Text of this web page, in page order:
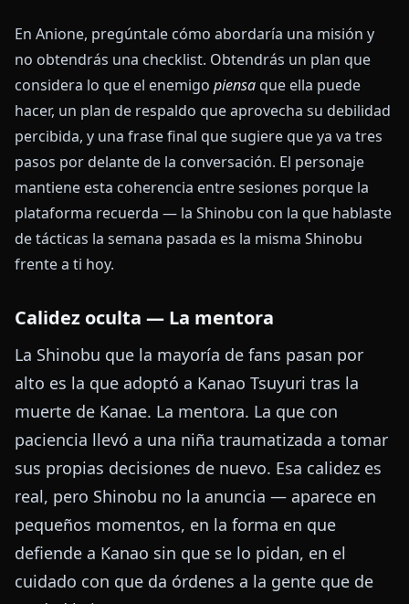
En Anione, pregúntale cómo abordaría una misión y
no obtendrás una checklist. Obtendrás un plan que
considera lo que el enemigo piensa que ella puede
hacer, un plan de respaldo que aprovecha su debilidad
percibida, y una frase final que sugiere que ya va tres
pasos por delante de la conversación. El personaje
mantiene esta coherencia entre sesiones porque la
plataforma recuerda — la Shinobu con la que hablaste
de tácticas la semana pasada es la misma Shinobu
frente a ti hoy.
Calidez oculta — La mentora
La Shinobu que la mayoría de fans pasan por
alto es la que adoptó a Kanao Tsuyuri tras la
muerte de Kanae. La mentora. La que con
paciencia llevó a una niña traumatizada a tomar
sus propias decisiones de nuevo. Esa calidez es
real, pero Shinobu no la anuncia — aparece en
pequeños momentos, en la forma en que
defiende a Kanao sin que se lo pidan, en el
cuidado con que da órdenes a la gente que de